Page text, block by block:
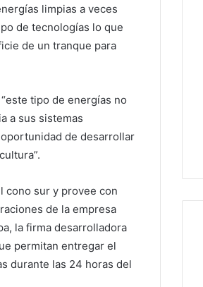
limpias a veces
de tecnologías lo que
de un tranque para
tipo de energías no
a sus sistemas
de desarrollar
cono sur y provee con
de la empresa
la firma desarrolladora
permitan entregar el
durante las 24 horas del